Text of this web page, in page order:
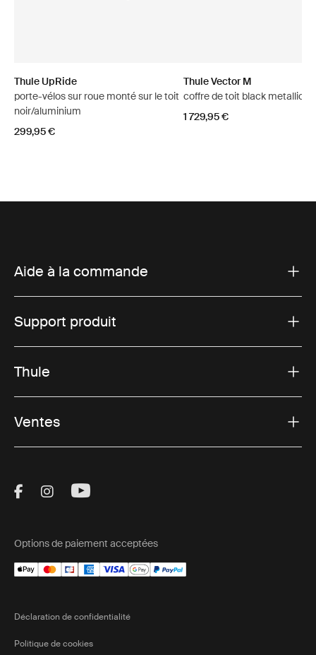
Thule UpRide
porte-vélos sur roue monté sur le toit
noir/aluminium
299,95 €
Thule Vector M
coffre de toit black metallic
1 729,95 €
Aide à la commande
Support produit
Thule
Ventes
Visit Thule on Facebook (external link)
Visit Thule on Instagram (external link)
Visit Thule on Youtube (external
Options de paiement acceptées
Déclaration de confidentialité
Politique de cookies